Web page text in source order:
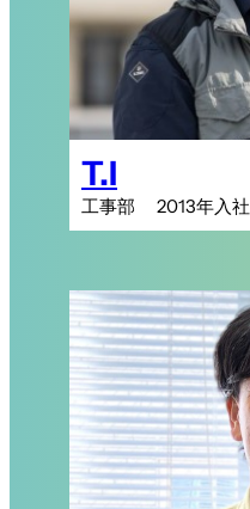
T.I
工事部 2013年入社